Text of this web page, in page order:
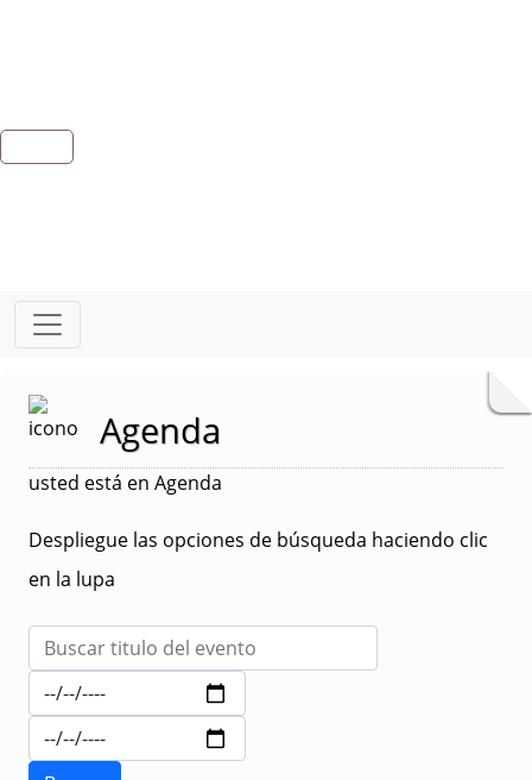
Agenda
usted está en Agenda
Despliegue las opciones de búsqueda haciendo clic
en la lupa